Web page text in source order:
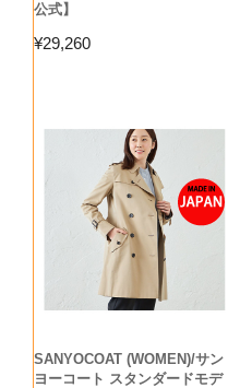
公式】
¥29,260
SANYOCOAT (WOMEN)/サン
ヨーコート スタンダードモデ